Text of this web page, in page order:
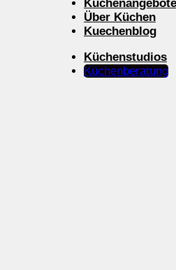
Küchenangebote
Über Küchen
Kuechenblog
Küchenstudios
Küchenberatung